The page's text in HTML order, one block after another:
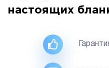
настоящих